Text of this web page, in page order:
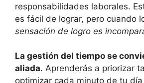
responsabilidades laborales.
es fácil de lograr, pero cuando
sensación de logro es
La gestión del tiempo se
aliada. Aprenderás a priorizar
optimizar cada minuto de tu